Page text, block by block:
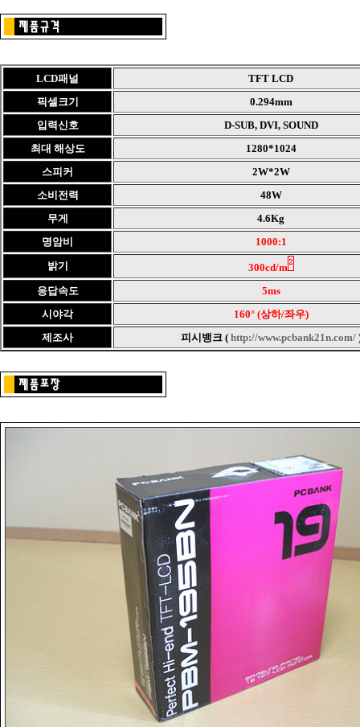
LCD패널
TFT LCD
픽셀크기
0.294mm
입력신호
D-SUB, DVI, SOUND
최대 해상도
1280*1024
스피커
2W*2W
소비전력
48W
무게
4.6Kg
명암비
1000:1
밝기
300cd/m
응답속도
5ms
시야각
160° (상하/좌우)
제조사
피시뱅크 ( http://www.pcbank21n.com/